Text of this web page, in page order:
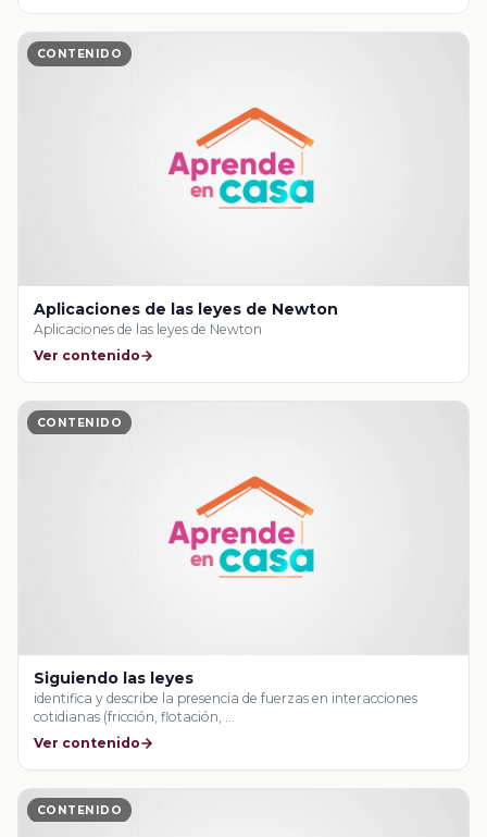
CONTENIDO
Aplicaciones de las leyes de Newton
Aplicaciones de las leyes de Newton
Ver contenido
CONTENIDO
Siguiendo las leyes
identifica y describe la presencia de fuerzas en interacciones
cotidianas (fricción, flotación, …
Ver contenido
CONTENIDO